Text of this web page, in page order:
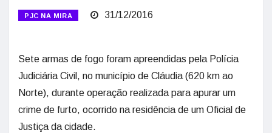
PJC NA MIRA 31/12/2016
Sete armas de fogo foram apreendidas pela Polícia
Judiciária Civil, no município de Cláudia (620 km ao
Norte), durante operação realizada para apurar um
crime de furto, ocorrido na residência de um Oficial de
Justiça da cidade.